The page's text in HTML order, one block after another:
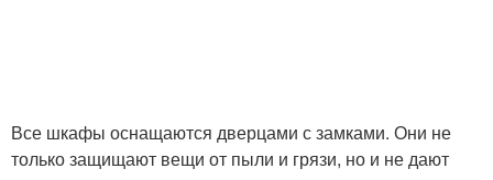
Все шкафы оснащаются дверцами с замками. Они не
только защищают вещи от пыли и грязи, но и не дают